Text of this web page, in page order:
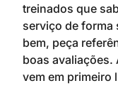
treinados que
serviço de forma
bem, peça
boas avaliações.
vem em primeiro